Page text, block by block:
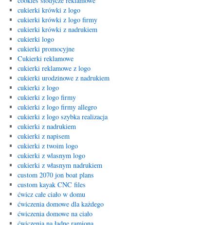
cukierki krówki z logo
cukierki krówki z logo firmy
cukierki krówki z nadrukiem
cukierki logo
cukierki promocyjne
Cukierki reklamowe
cukierki reklamowe z logo
cukierki urodzinowe z nadrukiem
cukierki z logo
cukierki z logo firmy
cukierki z logo firmy allegro
cukierki z logo szybka realizacja
cukierki z nadrukiem
cukierki z napisem
cukierki z twoim logo
cukierki z wlasnym logo
cukierki z własnym nadrukiem
custom 2070 jon boat plans
custom kayak CNC files
ćwicz całe ciało w domu
ćwiczenia domowe dla każdego
ćwiczenia domowe na ciało